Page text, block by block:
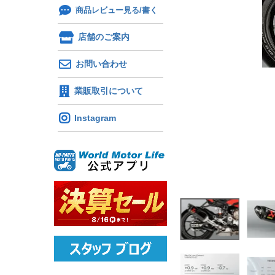
商品レビュー見る/書く
店舗のご案内
お問い合わせ
業販取引について
Instagram